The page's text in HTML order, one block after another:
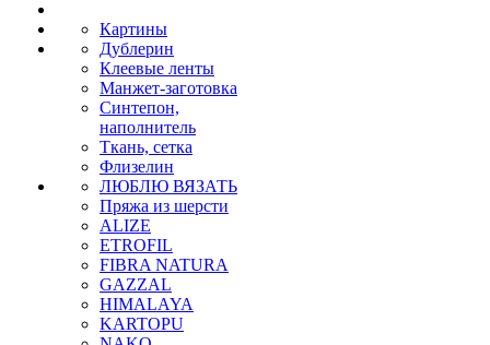
Картины
Дублерин
Клеевые ленты
Манжет-заготовка
Синтепон,
наполнитель
Ткань, сетка
Флизелин
ЛЮБЛЮ ВЯЗАТЬ
Пряжа из шерсти
ALIZE
ETROFIL
FIBRA NATURA
GAZZAL
HIMALAYA
KARTOPU